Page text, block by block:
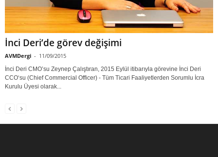
İnci Deri’de görev değişimi
AVMDergi - 11/09/2015
İnci Deri CMO’su Zeynep Çalıştıran, 2015 Eylül itibarıyla görevine İnci Deri
CCO‘su (Chief Commercial Officer) - Tüm Ticari Faaliyetlerden Sorumlu İcra
Kurulu Üyesi olarak...